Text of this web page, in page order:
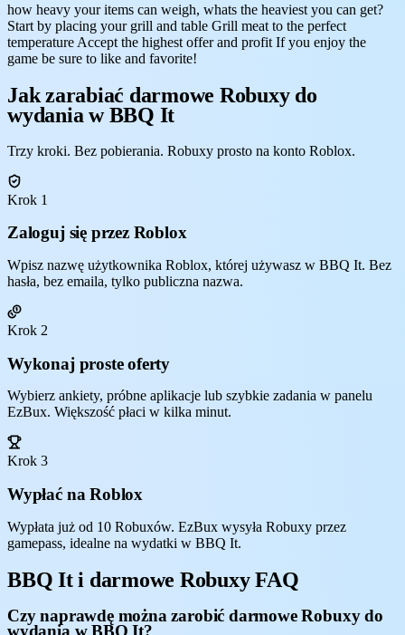
how heavy your items can weigh, whats the heaviest you can get?
Start by placing your grill and table Grill meat to the perfect
temperature Accept the highest offer and profit If you enjoy the
game be sure to like and favorite!
Jak zarabiać darmowe Robuxy do
wydania w BBQ It
Trzy kroki. Bez pobierania. Robuxy prosto na konto Roblox.
Krok 1
Zaloguj się przez Roblox
Wpisz nazwę użytkownika Roblox, której używasz w BBQ It. Bez
hasła, bez emaila, tylko publiczna nazwa.
Krok 2
Wykonaj proste oferty
Wybierz ankiety, próbne aplikacje lub szybkie zadania w panelu
EzBux. Większość płaci w kilka minut.
Krok 3
Wypłać na Roblox
Wypłata już od 10 Robuxów. EzBux wysyła Robuxy przez
gamepass, idealne na wydatki w BBQ It.
BBQ It i darmowe Robuxy FAQ
Czy naprawdę można zarobić darmowe Robuxy do
wydania w BBQ It?